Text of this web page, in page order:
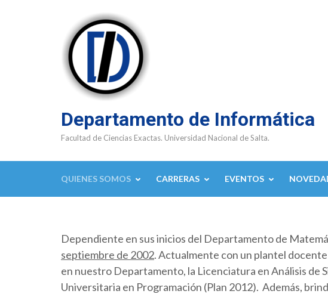
Departamento de Informática
Facultad de Ciencias Exactas. Universidad Nacional de Salta.
QUIENES SOMOS CARRERAS EVENTOS
Dependiente en sus inicios del Departamento de
septiembre de 2002. Actualmente con un plantel
en nuestro Departamento, la Licenciatura en Análisis de
Universitaria en Programación (Plan 2012). Además,